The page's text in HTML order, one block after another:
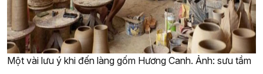
Một vài lưu ý khi đến làng gốm Hương Canh. Ảnh: sưu tầm